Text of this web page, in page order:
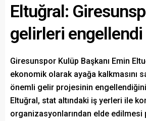
Eltuğral:
gelirleri engellendi
Giresunspor Kulüp Başkanı Emin
ekonomik olarak ayağa kalkmasını
önemli gelir projesinin
Eltuğral, stat altındaki iş yerleri ile
organizasyonlarından elde edilmesi